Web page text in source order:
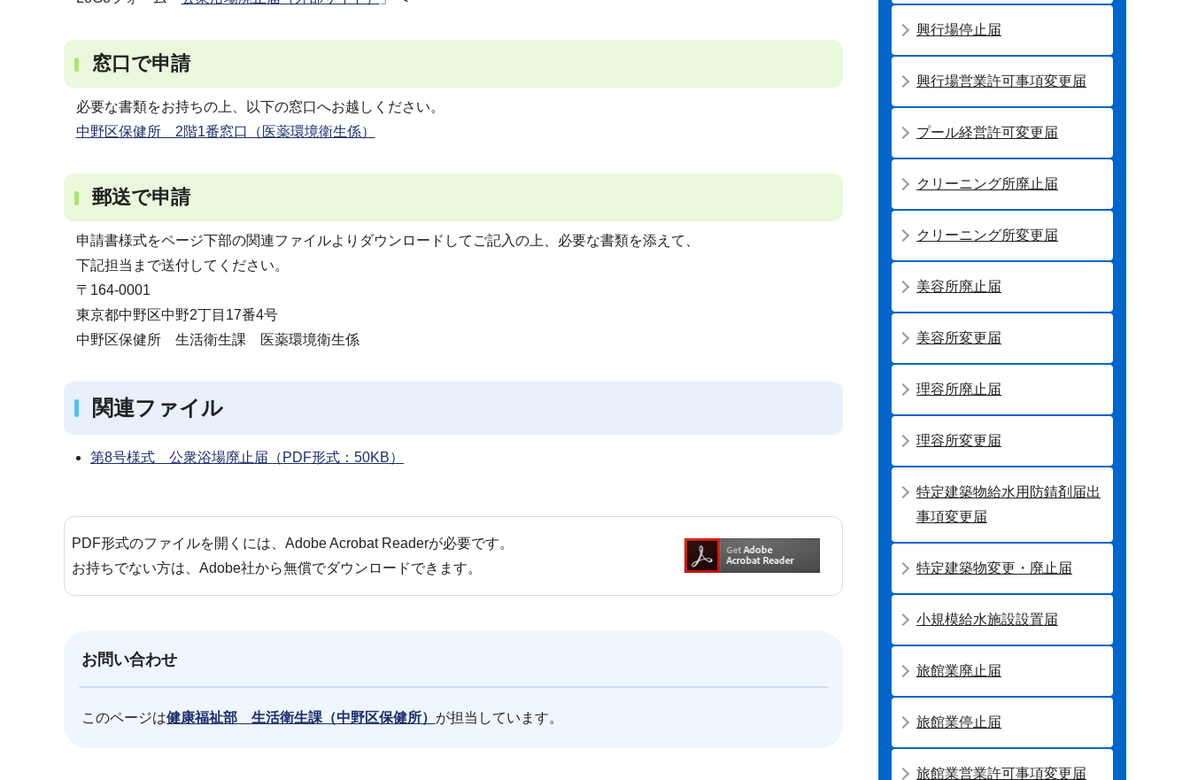
窓口で申請
必要な書類をお持ちの上、以下の窓口へお越しください。
中野区保健所 2階1番窓口（医薬環境衛生係）
郵送で申請
申請書様式をページ下部の関連ファイルよりダウンロードしてご記入の上、必要な書類を添えて、
下記担当まで送付してください。
〒164-0001
東京都中野区中野2丁目17番4号
中野区保健所 生活衛生課 医薬環境衛生係
関連ファイル
第8号様式 公衆浴場廃止届（PDF形式：50KB）
PDF形式のファイルを開くには、Adobe Acrobat Readerが必要です。
お持ちでない方は、Adobe社から無償でダウンロードできます。
お問い合わせ
このページは健康福祉部 生活衛生課（中野区保健所） が担当しています。
興行場停止届
興行場営業許可事項変更届
プール経営許可変更届
クリーニング所廃止届
クリーニング所変更届
美容所廃止届
美容所変更届
理容所廃止届
理容所変更届
特定建築物給水用防錆剤届出
事項変更届
特定建築物変更・廃止届
小規模給水施設設置届
旅館業廃止届
旅館業停止届
旅館業営業許可事項変更届